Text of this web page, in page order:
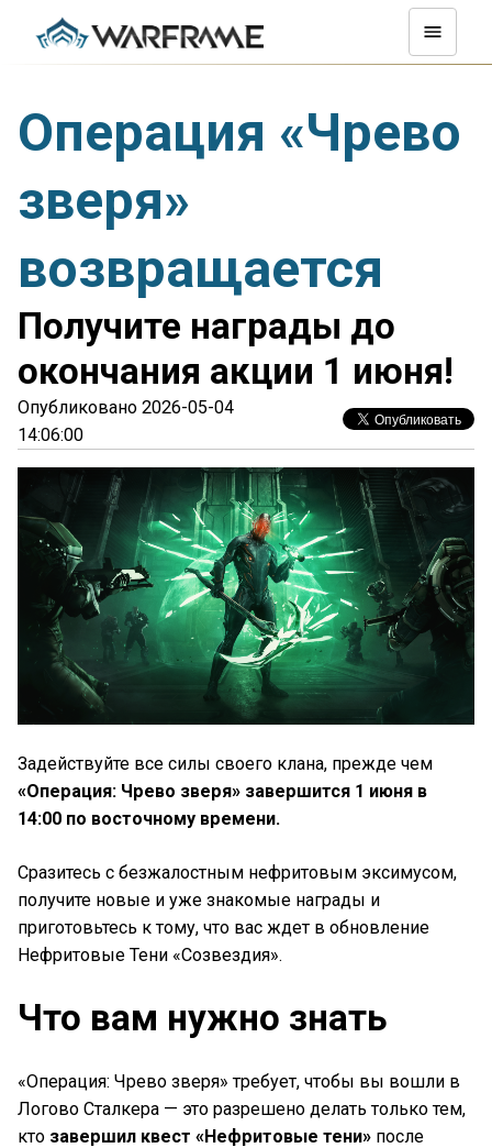
Операция «Чрево
зверя»
возвращается
Получите награды до
окончания акции 1 июня!
Опубликовано 2026-05-04
14:06:00
Задействуйте все силы своего клана, прежде чем
«Операция: Чрево зверя» завершится 1 июня в
14:00 по восточному времени.
Сразитесь с безжалостным нефритовым эксимусом,
получите новые и уже знакомые награды и
приготовьтесь к тому, что вас ждет в обновление
Нефритовые Тени «Созвездия».
Что вам нужно знать
«Операция: Чрево зверя» требует, чтобы вы вошли в
Логово Сталкера — это разрешено делать только тем,
кто завершил квест «Нефритовые тени» после